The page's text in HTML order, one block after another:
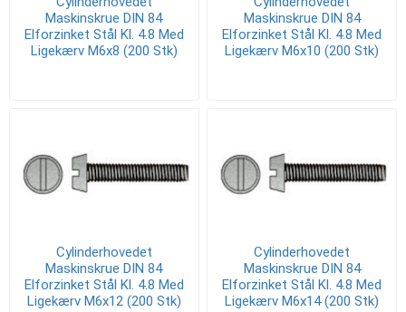
Maskinskrue DIN 84
Elforzinket Stål Kl. 4.8 Med
Ligekærv M6x8 (200 Stk)
Maskinskrue DIN 84
Elforzinket Stål Kl. 4.8 Med
Ligekærv M6x10 (200 Stk)
Cylinderhovedet
Maskinskrue DIN 84
Elforzinket Stål Kl. 4.8 Med
Ligekærv M6x12 (200 Stk)
Cylinderhovedet
Maskinskrue DIN 84
Elforzinket Stål Kl. 4.8 Med
Ligekærv M6x14 (200 Stk)